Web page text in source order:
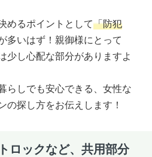
めるポイントとして「防犯
多いはず！親御様にとって
少し心配な部分がありますよ
らしでも安心できる、女性な
の探し方をお伝えします！
ロックなど、共用部分